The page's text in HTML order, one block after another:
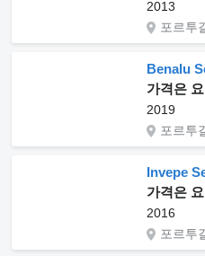
2013
포르투
Benalu
가격은
2019
포르투
Invepe
가격은
2016
포르투